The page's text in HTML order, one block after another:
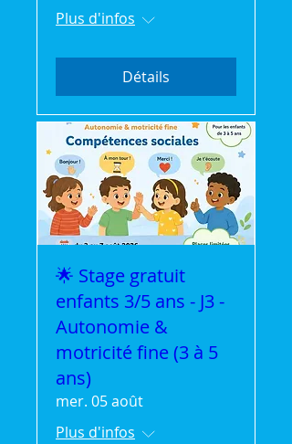
Plus d'infos
Détails
🌟 Stage gratuit
enfants 3/5 ans - J3 -
Autonomie &
motricité fine (3 à 5
ans)
mer. 05 août
Plus d'infos